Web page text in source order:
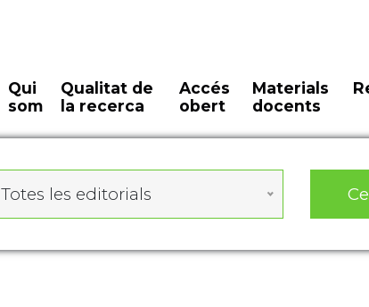
Qui
som
Qualitat de
la recerca
Accés
obert
Materials
docents
Totes les editorials